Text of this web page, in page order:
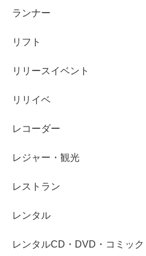
ランナー
リフト
リリースイベント
リリイベ
レコーダー
レジャー・観光
レストラン
レンタル
レンタルCD・DVD・コミック